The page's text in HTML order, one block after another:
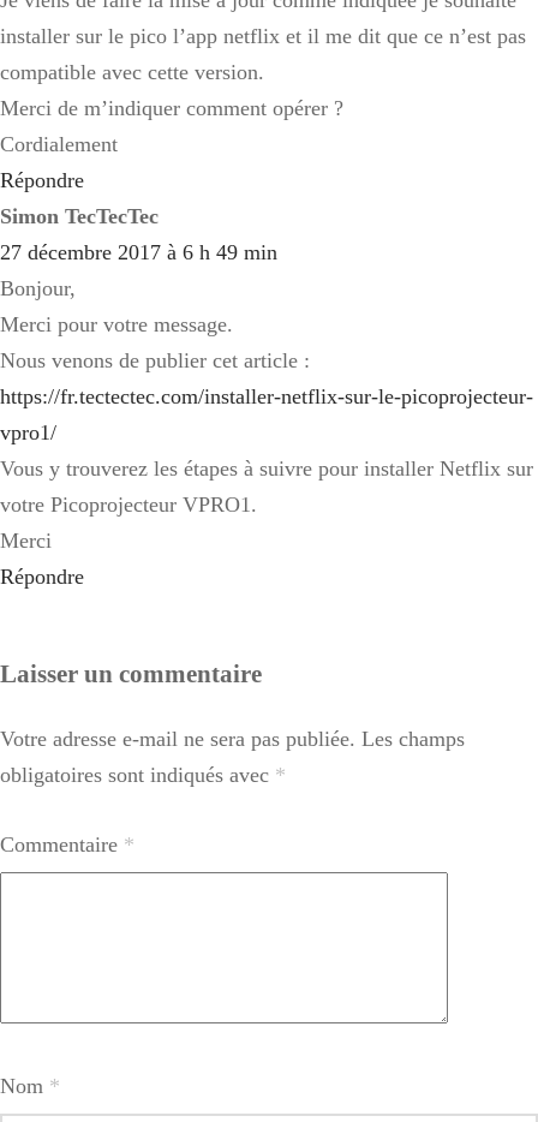
installer sur le pico l’app netflix et il me dit que ce n’est pas
compatible avec cette version.
Merci de m’indiquer comment opérer ?
Cordialement
Répondre
Simon TecTecTec
27 décembre 2017 à 6 h 49 min
Bonjour,
Merci pour votre message.
Nous venons de publier cet article :
https://fr.tectectec.com/installer-netflix-sur-le-picoprojecteur-
vpro1/
Vous y trouverez les étapes à suivre pour installer Netflix sur
votre Picoprojecteur VPRO1.
Merci
Répondre
Laisser un commentaire
Votre adresse e-mail ne sera pas publiée. Les champs
obligatoires sont indiqués avec *
Commentaire *
Nom *